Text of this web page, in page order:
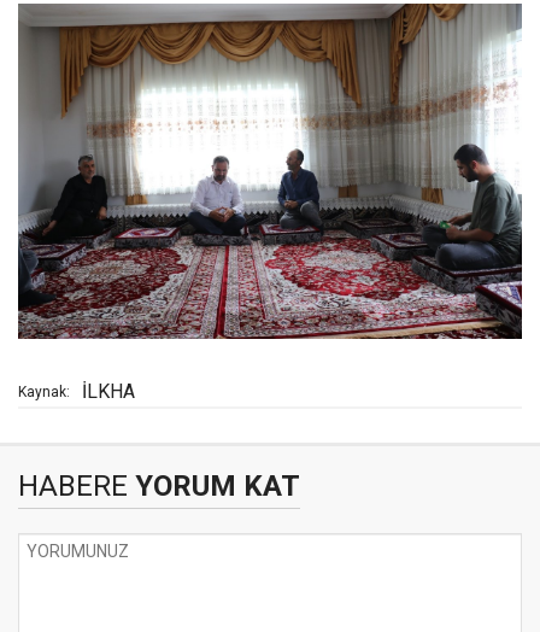
Kaynak: İLKHA
HABERE YORUM KAT